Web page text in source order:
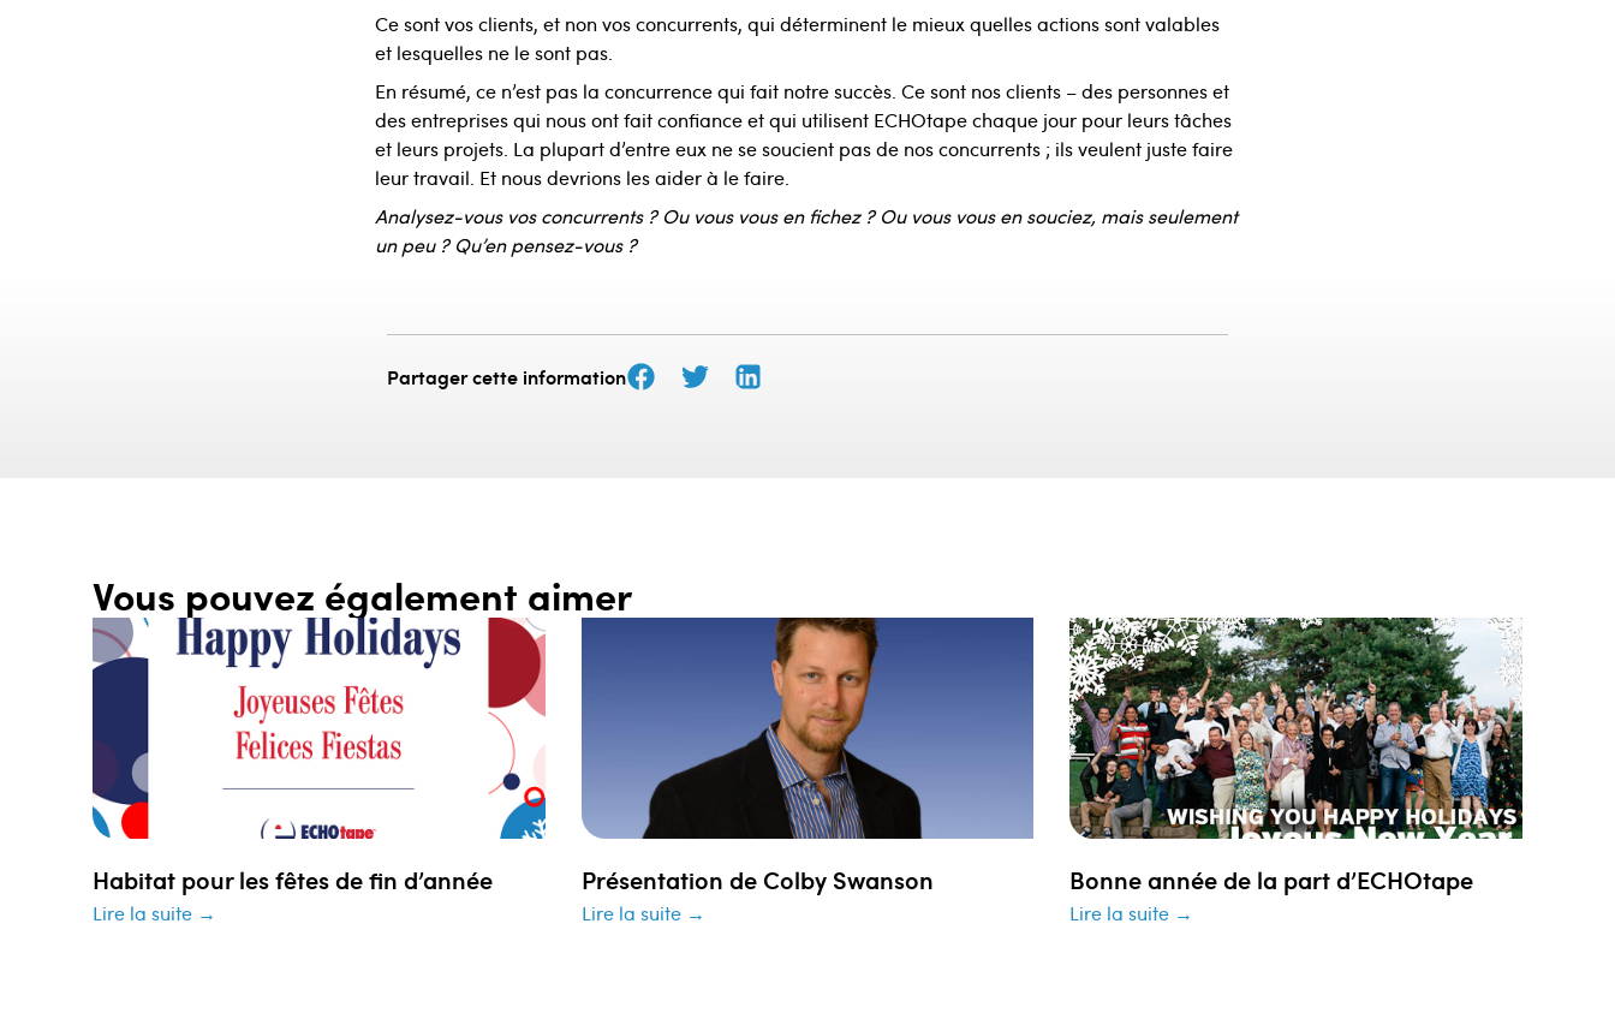
Ce sont vos clients, et non vos concurrents, qui déterminent le mieux quelles actions sont valables
et lesquelles ne le sont pas.
En résumé, ce n’est pas la concurrence qui fait notre succès. Ce sont nos clients – des personnes et
des entreprises qui nous ont fait confiance et qui utilisent ECHOtape chaque jour pour leurs tâches
et leurs projets. La plupart d’entre eux ne se soucient pas de nos concurrents ; ils veulent juste faire
leur travail. Et nous devrions les aider à le faire.
Analysez-vous vos concurrents ? Ou vous vous en fichez ? Ou vous vous en souciez, mais seulement
un peu ? Qu’en pensez-vous ?
Partager cette information
Vous pouvez également aimer
Habitat pour les fêtes de fin d’année
Lire la suite →
Présentation de Colby Swanson
Lire la suite →
Bonne année de la part d’ECHOtape
Lire la suite →